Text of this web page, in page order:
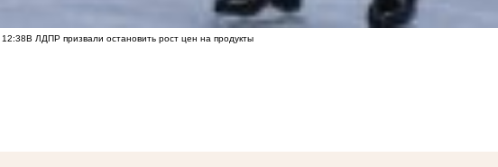
12:38В ЛДПР призвали остановить рост цен на продукты